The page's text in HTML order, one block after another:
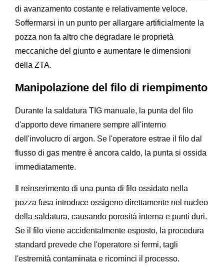
di avanzamento costante e relativamente veloce.
Soffermarsi in un punto per allargare artificialmente la
pozza non fa altro che degradare le proprietà
meccaniche del giunto e aumentare le dimensioni
della ZTA.
Manipolazione del filo di riempimento
Durante la saldatura TIG manuale, la punta del filo
d'apporto deve rimanere sempre all'interno
dell'involucro di argon. Se l'operatore estrae il filo dal
flusso di gas mentre è ancora caldo, la punta si ossida
immediatamente.
Il reinserimento di una punta di filo ossidato nella
pozza fusa introduce ossigeno direttamente nel nucleo
della saldatura, causando porosità interna e punti duri.
Se il filo viene accidentalmente esposto, la procedura
standard prevede che l'operatore si fermi, tagli
l'estremità contaminata e ricominci il processo.